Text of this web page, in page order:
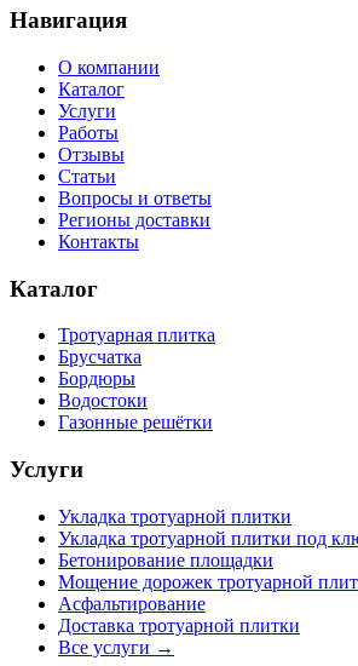
Навигация
О компании
Каталог
Услуги
Работы
Отзывы
Статьи
Вопросы и ответы
Регионы доставки
Контакты
Каталог
Тротуарная плитка
Брусчатка
Бордюры
Водостоки
Газонные решётки
Услуги
Укладка тротуарной плитки
Укладка тротуарной плитки под
Бетонирование площадки
Мощение дорожек тротуарной
Асфальтирование
Доставка тротуарной плитки
Все услуги →